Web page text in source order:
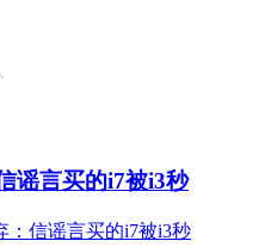
谣言买的i7被i3秒